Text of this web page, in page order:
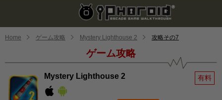
Mute
Home ゲーム攻略 Mystery Lighthouse 2 攻略その7
ゲーム攻略
Mystery Lighthouse 2 有料